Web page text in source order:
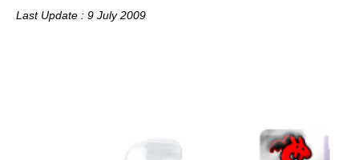
Last Update : 9 July 2009